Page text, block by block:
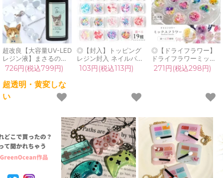
超改良【大容量UV-LED
レジン液】まさるの涙
ver.03 超透明 70g 初心
者 作家 コーティング
ハード 黄変しない 高品
質 クリア 猫 UVレジン
液 安い おすすめ
726円(税込799円)
超透明・黄変しな
い
◎【封入】トッピング
レジン封入 ネイルパー
ツ ネイル用品 デコパー
ツ キラキラ カシャカシ
ドーナツ リボン 雪の結
103円(税込113円)
◎【ドライフラワー】
ドライフラワーミック
ス 日本製 ハーバリウム
ハーバリューム プリザ
花材 小花 本物 パーツ
271円(税込298円)